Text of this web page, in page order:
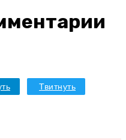
Твитнуть